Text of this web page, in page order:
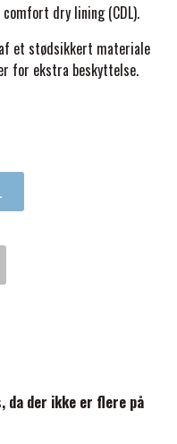
& INFRARØD
& TRÆKTOV
& TILBEHØR
TILBEHØR
PADS
dry lining (CDL).
et stødsikkert materiale
for ekstra beskyttelse.
for at gamachen
til hverdags brug eller
Locking Brushing Boots
da der ikke er flere på